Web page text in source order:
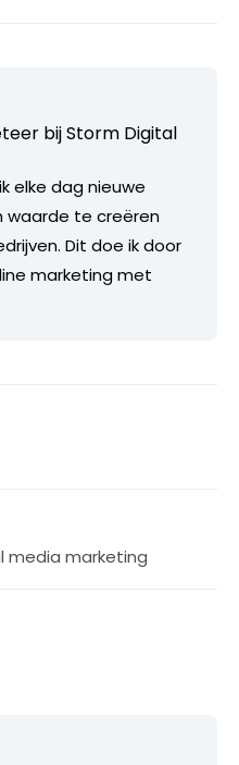
bijStorm Digital
elke dag nieuwe
waarde te creëren
Dit doe ik door
marketing met
media marketing